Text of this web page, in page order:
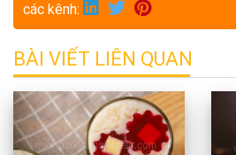
các kênh:
BÀI VIẾT LIÊN QUAN